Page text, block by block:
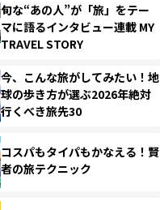
旬な“あの人”が「旅」をテー
マに語るインタビュー連載 MY
TRAVEL STORY
今、こんな旅がしてみたい！地
球の歩き方が選ぶ2026年絶対
行くべき旅先30
コスパもタイパもかなえる！賢
者の旅テクニック